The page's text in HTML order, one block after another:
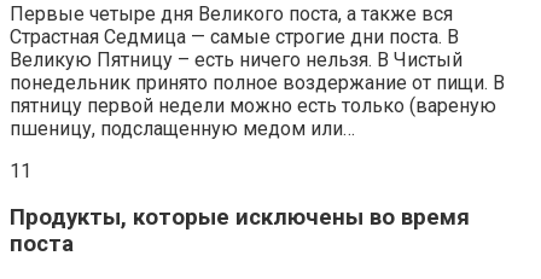
Первые четыре дня Великого поста, а также вся
Страстная Седмица — самые строгие дни поста. В
Великую Пятницу – есть ничего нельзя. В Чистый
понедельник принято полное воздержание от пищи. В
пятницу первой недели можно есть только (вареную
пшеницу, подслащенную медом или…
11
Продукты, которые исключены во время
поста